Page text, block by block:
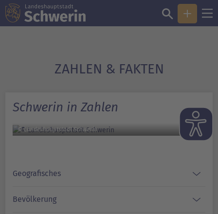
ZAHLEN & FAKTEN
Schwerin in Zahlen
© Landeshauptstadt Schwerin
Geografisches
Bevölkerung